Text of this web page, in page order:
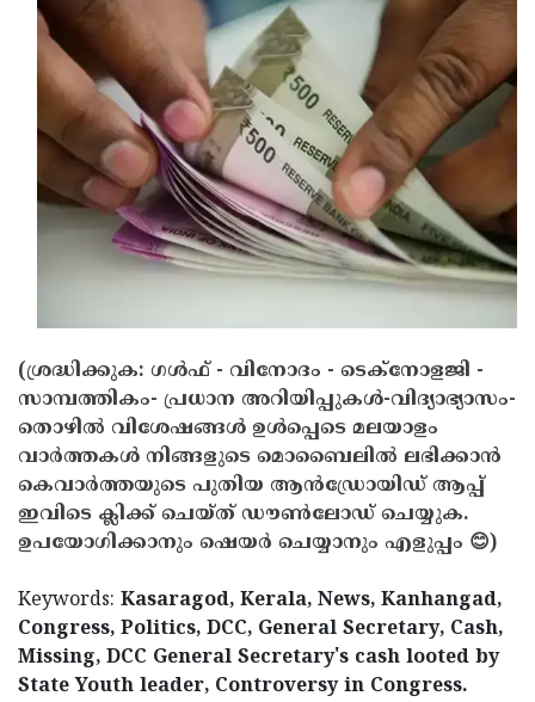
(ശ്രദ്ധിക്കുക: ഗൾഫ് - വിനോദം - ടെക്നോളജി -
സാമ്പത്തികം- പ്രധാന അറിയിപ്പുകൾ-വിദ്യാഭ്യാസം-
തൊഴിൽ വിശേഷങ്ങൾ ഉൾപ്പെടെ മലയാളം
വാർത്തകൾ നിങ്ങളുടെ മൊബൈലിൽ ലഭിക്കാൻ
കെവാർത്തയുടെ പുതിയ ആൻഡ്രോയിഡ് ആപ്പ്
ഇവിടെ ക്ലിക്ക് ചെയ്ത് ഡൗൺലോഡ് ചെയ്യുക.
ഉപയോഗിക്കാനും ഷെയർ ചെയ്യാനും എളുപ്പം 😊)
Keywords: Kasaragod, Kerala, News, Kanhangad,
Congress, Politics, DCC, General Secretary, Cash,
Missing, DCC General Secretary's cash looted by
State Youth leader, Controversy in Congress.